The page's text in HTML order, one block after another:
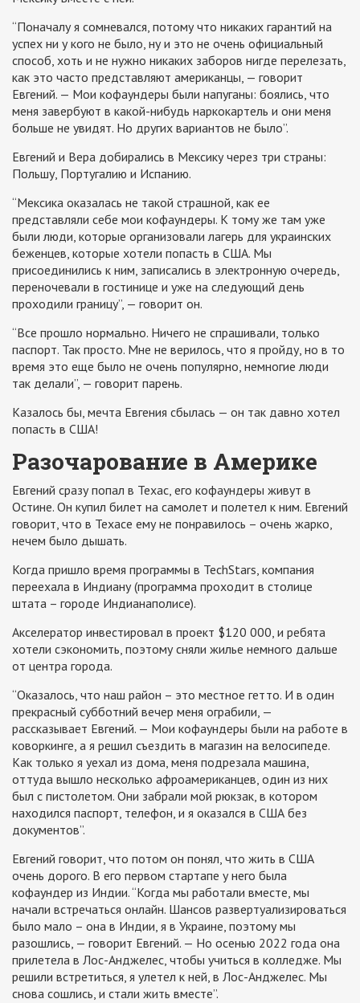
“Поначалу я сомневался, потому что никаких гарантий на
успех ни у кого не было, ну и это не очень официальный
способ, хоть и не нужно никаких заборов нигде перелезать,
как это часто представляют американцы, — говорит
Евгений. — Мои кофаундеры были напуганы: боялись, что
меня завербуют в какой-нибудь наркокартель и они меня
больше не увидят. Но других вариантов не было”.
Евгений и Вера добирались в Мексику через три страны:
Польшу, Португалию и Испанию.
“Мексика оказалась не такой страшной, как ее
представляли себе мои кофаундеры. К тому же там уже
были люди, которые организовали лагерь для украинских
беженцев, которые хотели попасть в США. Мы
присоединились к ним, записались в электронную очередь,
переночевали в гостинице и уже на следующий день
проходили границу”, — говорит он.
“Все прошло нормально. Ничего не спрашивали, только
паспорт. Так просто. Мне не верилось, что я пройду, но в то
время это еще было не очень популярно, немногие люди
так делали”, — говорит парень.
Казалось бы, мечта Евгения сбылась — он так давно хотел
попасть в США!
Разочарование в Америке
Евгений сразу попал в Техас, его кофаундеры живут в
Остине. Он купил билет на самолет и полетел к ним. Евгений
говорит, что в Техасе ему не понравилось – очень жарко,
нечем было дышать.
Когда пришло время программы в TechStars, компания
переехала в Индиану (программа проходит в столице
штата – городе Индианаполисе).
Акселератор инвестировал в проект $120 000, и ребята
хотели сэкономить, поэтому сняли жилье немного дальше
от центра города.
“Оказалось, что наш район – это местное гетто. И в один
прекрасный субботний вечер меня ограбили, —
рассказывает Евгений. — Мои кофаундеры были на работе в
коворкинге, а я решил съездить в магазин на велосипеде.
Как только я уехал из дома, меня подрезала машина,
оттуда вышло несколько афроамериканцев, один из них
был с пистолетом. Они забрали мой рюкзак, в котором
находился паспорт, телефон, и я оказался в США без
документов”.
Евгений говорит, что потом он понял, что жить в США
очень дорого. В его первом стартапе у него была
кофаундер из Индии. “Когда мы работали вместе, мы
начали встречаться онлайн. Шансов развертуализироваться
было мало – она в Индии, я в Украине, поэтому мы
разошлись, — говорит Евгений. — Но осенью 2022 года она
прилетела в Лос-Анджелес, чтобы учиться в колледже. Мы
решили встретиться, я улетел к ней, в Лос-Анджелес. Мы
снова сошлись, и стали жить вместе”.